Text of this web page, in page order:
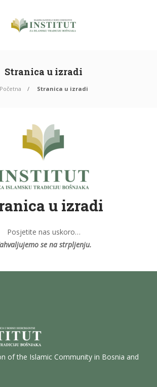
Stranica u izradi
Početna Stranica u izradi
u izradi
Posjetite nas uskoro…
se na strpljenju.
of the Islamic Community in Bosnia and